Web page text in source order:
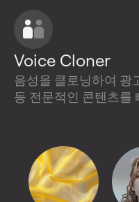
Voice Cloner
음성을 클로닝하여 광
등 전문적인 콘텐츠를